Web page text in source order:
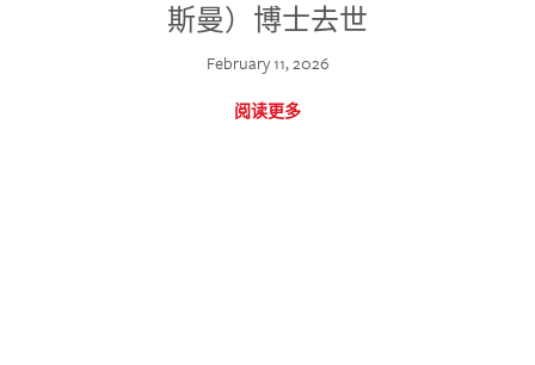
斯曼）博士去世
February 11, 2026
阅读更多